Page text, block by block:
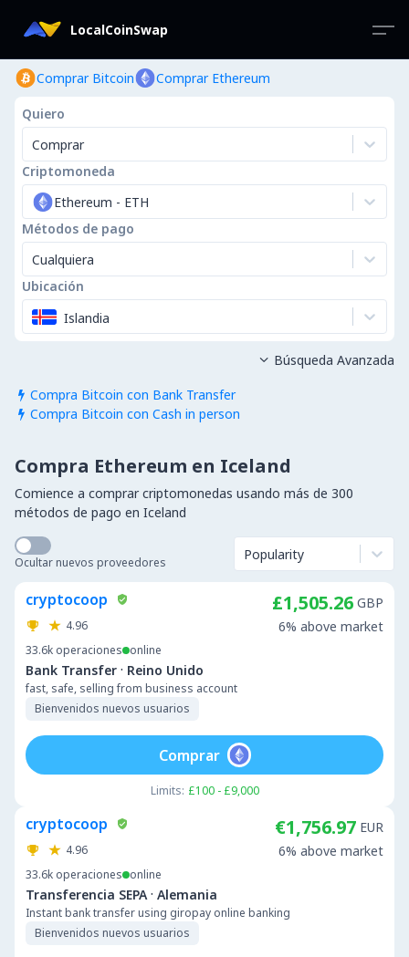
LocalCoinSwap
Comprar Bitcoin Comprar Ethereum
Quiero
Comprar
Criptomoneda
Ethereum - ETH
Métodos de pago
Cualquiera
Ubicación
Islandia
 Compra Bitcoin con Bank Transfer
 Compra Bitcoin con Cash in person
 Búsqueda Avanzada
Compra Ethereum en Iceland
Comience a comprar criptomonedas usando más de 300
métodos de pago en Iceland
Ocultar nuevos proveedores Popularity
cryptocoop
4.96
33.6k operaciones online
Bank Transfer · Reino Unido
fast, safe, selling from business account
Bienvenidos nuevos usuarios
£1,505.26 GBP
6% above market
Limits: £100 - £9,000
Comprar
cryptocoop
4.96
33.6k operaciones online
Transferencia SEPA · Alemania
Instant bank transfer using giropay online banking
Bienvenidos nuevos usuarios
€1,756.97 EUR
6% above market